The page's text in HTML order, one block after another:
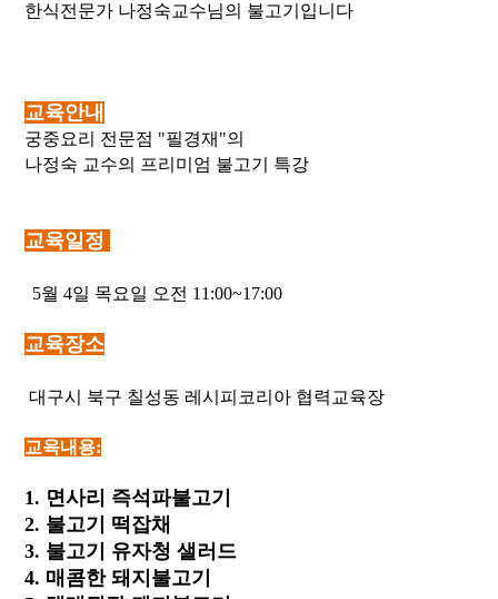
한식전문가 나정숙교수님의 불고기입니다 ​
교육안내
궁중요리 전문점 "필경재"의
나정숙 교수의 프리미엄 불고기 특강
교육일정
5월 4일 목요일 오전 11:00~17:00
교육장소
대구시 북구 칠성동 레시피코리아 협력교육장
교육내용:
1. 면사리 즉석파불고기
2. 불고기 떡잡채
3. 불고기 유자청 샐러드
4. 매콤한 돼지불고기